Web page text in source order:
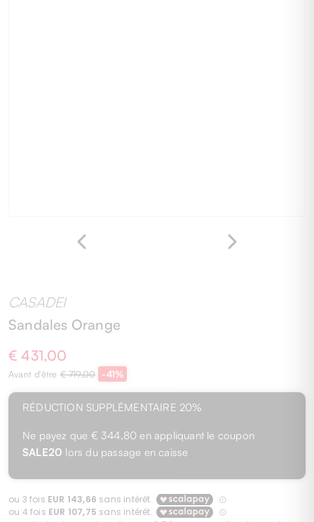
CASADEI
Sandales Orange
€ 431,00
Avant d'être€ 719,00 -41%
RÉDUCTION SUPPLÉMENTAIRE 20%
Ne payez que € 344,80 en appliquant le coupon
SALE20 lors du passage en caisse